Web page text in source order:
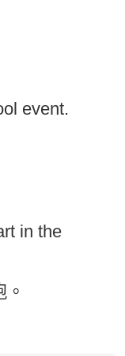
event.
in the